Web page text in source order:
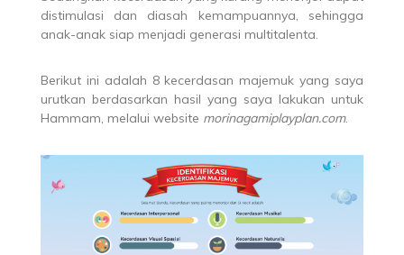
distimulasi dan diasah kemampuannya, sehingga
anak-anak siap menjadi generasi multitalenta.
Berikut ini adalah 8 kecerdasan majemuk yang saya
urutkan berdasarkan hasil yang saya lakukan untuk
Hammam, melalui website morinagamiplayplan.com.